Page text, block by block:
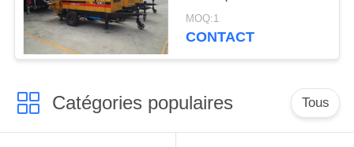
PRIVÉE
qualité pompe à béton
avec certificat ISO CE
MOQ:1
CONTACT
Catégories populaires Tous